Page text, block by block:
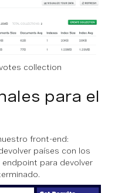
collection
para el
front-end:
países con los
endpoint para devolver